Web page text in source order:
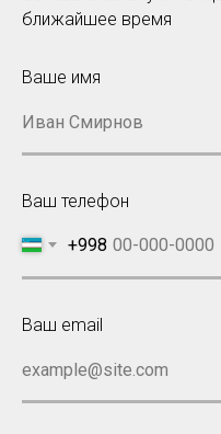
ближайшее время
Ваше имя
Иван Смирнов
Ваш телефон
+998
Ваш email
example@site.com